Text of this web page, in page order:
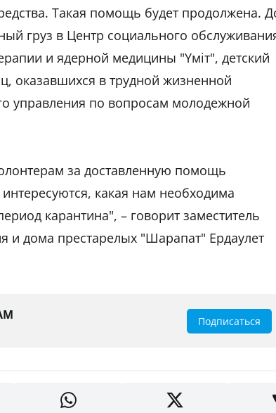
Такая помощь будет продолжена.
груз в Центр социального
и ядерной медицины "Үміт", детский
оказавшихся в трудной жизненной
управления по вопросам молодежной
за доставленную помощь
какая нам необходима
карантина", – говорит заместитель
и дома престарелых "Шарапат" Ердаулет
Подписаться